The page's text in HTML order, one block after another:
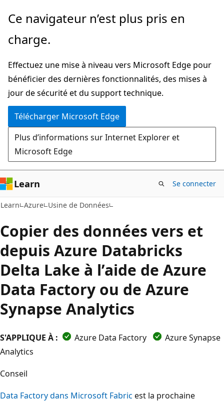
Passer
contenu
Ce navigateur n’est plus pris en
charge.
Effectuez une mise à niveau vers Microsoft Edge pour
bénéficier des dernières fonctionnalités, des mises à
jour de sécurité et du support technique.
Télécharger Microsoft Edge
Plus d’informations sur Internet Explorer et
Microsoft Edge
Learn Se connecter
Learn Azure Usine de Données
Copier des données vers et
depuis Azure Databricks
Delta Lake à l’aide de Azure
Data Factory ou de Azure
Synapse Analytics
S'APPLIQUE À : Azure Data Factory
Azure Synapse
Analytics
Conseil
Data Factory dans Microsoft Fabric est la prochaine